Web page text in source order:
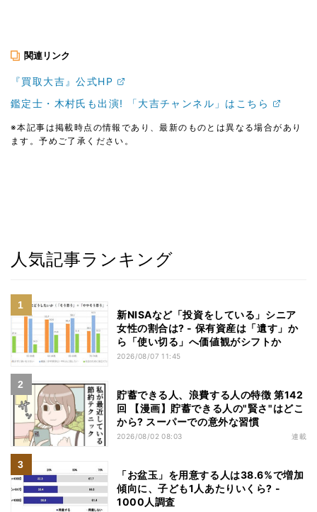
関連リンク
『買取大吉』公式HP
鑑定士・木村氏も出演! 「大吉チャンネル」はこちら
※本記事は掲載時点の情報であり、最新のものとは異なる場合があり
ます。予めご了承ください。
人気記事ランキング
新NISAなど「投資をしている」シニア
女性の割合は? - 保有資産は「遺す」か
ら「使い切る」へ価値観がシフトか
2026/08/07 11:45
貯蓄できる人、浪費する人の特徴 第142
回 【漫画】貯蓄できる人の"賢さ"はどこ
から? スーパーでの意外な習慣
2026/08/02 08:03 連載
「お盆玉」を用意する人は38.6%で増加
傾向に、子ども1人あたりいくら? -
1000人調査